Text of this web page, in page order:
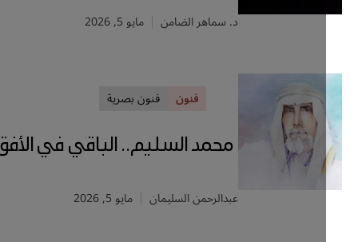
د. سماهر الضامن مايو 5, 2026
فنون بصرية
محمد السليم.. الباقي في الأفق
عبدالرحمن السليمان مايو 5, 2026